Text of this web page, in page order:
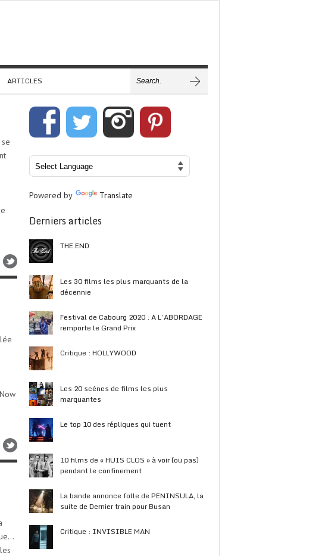
ARTICLES
Powered by Translate
Derniers articles
THE END
Les 30 films les plus marquants de la
décennie
Festival de Cabourg 2020 : A L’ABORDAGE
remporte le Grand Prix
Critique : HOLLYWOOD
Les 20 scènes de films les plus
marquantes
Le top 10 des répliques qui tuent
10 films de « HUIS CLOS » à voir (ou pas)
pendant le confinement
La bande annonce folle de PENINSULA, la
suite de Dernier train pour Busan
Critique : INVISIBLE MAN